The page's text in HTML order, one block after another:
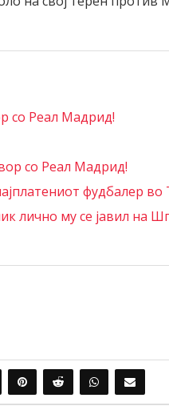
со Реал Мадрид!
со Реал Мадрид!
фудбалер во
лично му се јавил на